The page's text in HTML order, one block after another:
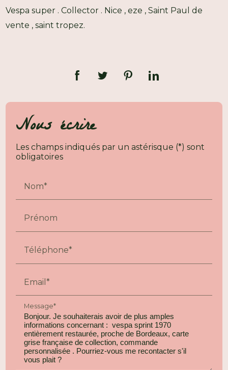
Vespa super . Collector . Nice , eze , Saint Paul de
vente , saint tropez.
Nous écrire
Les champs indiqués par un astérisque (*) sont
obligatoires
Nom*
Prénom
Téléphone*
Email*
Message*